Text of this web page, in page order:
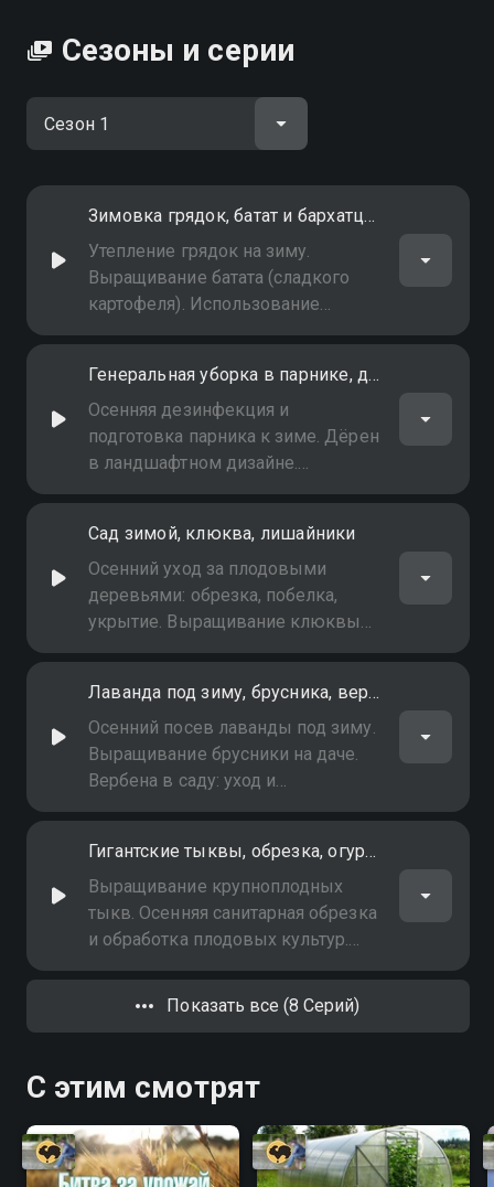
Сезоны и серии
Зимовка грядок, батат и бархатцы как укрытие
Утепление грядок на зиму.
Выращивание батата (сладкого
картофеля). Использование
бархатцев в качестве
материала для многолетников
Генеральная уборка в парнике, дёрен, контейнерный сад
Осенняя дезинфекция и
подготовка парника к зиме. Дёрен
в ландшафтном дизайне.
Создание контейнерного сада на
растений и ёмкостей
Сад зимой, клюква, лишайники
Осенний уход за плодовыми
деревьями: обрезка, побелка,
укрытие. Выращивание клюквы
на участке. Борьба с лишайниками
Лаванда под зиму, брусника, вербена
Осенний посев лаванды под зиму.
Выращивание брусники на даче.
Вербена в саду: уход и
размножение
Гигантские тыквы, обрезка, огурцы круглый год
Выращивание крупноплодных
тыкв. Осенняя санитарная обрезка
и обработка плодовых культур.
Выращивание огурцов в теплице
Показать все (8 Серий)
С этим смотрят